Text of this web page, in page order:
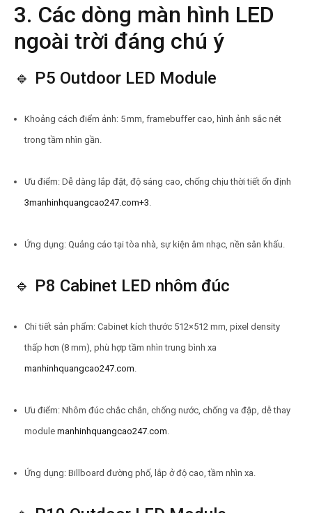
3. Các dòng màn hình LED
ngoài trời đáng chú ý
🔹 P5 Outdoor LED Module
Khoảng cách điểm ảnh: 5 mm, framebuffer cao, hình ảnh sắc nét
trong tầm nhìn gần.
Ưu điểm: Dễ dàng lắp đặt, độ sáng cao, chống chịu thời tiết ổn định
3manhinhquangcao247.com+3
Ứng dụng: Quảng cáo tại tòa nhà, sự kiện âm nhạc, nền sân khấu.
🔹 P8 Cabinet LED nhôm đúc
Chi tiết sản phẩm: Cabinet kích thước 512×512 mm, pixel density
thấp hơn (8 mm), phù hợp tầm nhìn trung bình xa
manhinhquangcao247.com
Ưu điểm: Nhôm đúc chắc chắn, chống nước, chống va đập, dễ thay
module manhinhquangcao247.com
Ứng dụng: Billboard đường phố, lắp ở độ cao, tầm nhìn xa.